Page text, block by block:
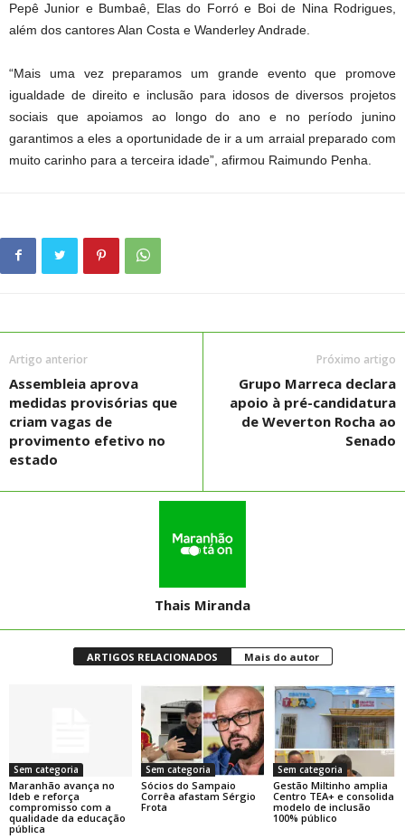
Pepê Junior e Bumbaê, Elas do Forró e Boi de Nina Rodrigues,
além dos cantores Alan Costa e Wanderley Andrade.
“Mais uma vez preparamos um grande evento que promove
igualdade de direito e inclusão para idosos de diversos projetos
sociais que apoiamos ao longo do ano e no período junino
garantimos a eles a oportunidade de ir a um arraial preparado com
muito carinho para a terceira idade”, afirmou Raimundo Penha.
Artigo anterior
Assembleia aprova
medidas provisórias que
criam vagas de
provimento efetivo no
estado
Próximo artigo
Grupo Marreca declara
apoio à pré-candidatura
de Weverton Rocha ao
Senado
Thais Miranda
ARTIGOS RELACIONADOS Mais do autor
Sem categoria
Maranhão avança no
Ideb e reforça
compromisso com a
qualidade da educação
pública
Sem categoria
Sócios do Sampaio
Corrêa afastam Sérgio
Frota
Sem categoria
Gestão Miltinho amplia
Centro TEA+ e consolida
modelo de inclusão
100% público